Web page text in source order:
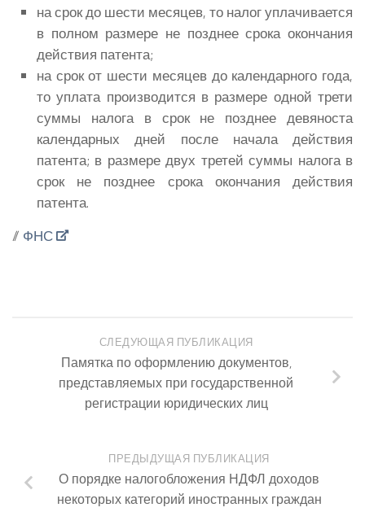
на срок до шести месяцев, то налог уплачивается
в полном размере не позднее срока окончания
действия патента;
на срок от шести месяцев до календарного года,
то уплата производится в размере одной трети
суммы налога в срок не позднее девяноста
календарных дней после начала действия
патента; в размере двух третей суммы налога в
срок не позднее срока окончания действия
патента.
// ФНС
СЛЕДУЮЩАЯ ПУБЛИКАЦИЯ
Памятка по оформлению документов,
представляемых при государственной
регистрации юридических лиц
ПРЕДЫДУЩАЯ ПУБЛИКАЦИЯ
О порядке налогобложения НДФЛ доходов
некоторых категорий иностранных граждан